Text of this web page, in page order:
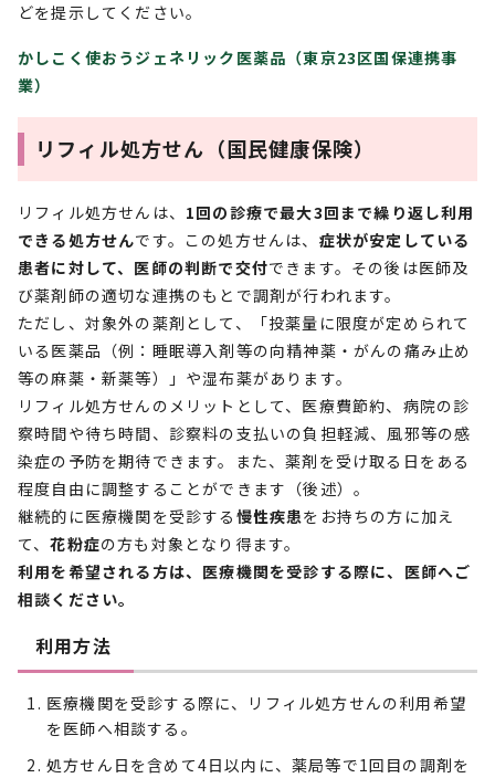
どを提示してください。
かしこく使おうジェネリック医薬品（東京23区国保連携事
業）
リフィル処方せん（国民健康保険）
リフィル処方せんは、 1回の診療で最大3回まで繰り返し利用
できる処方せんです。この処方せんは、 症状が安定している
患者に対して、医師の判断で交付できます。その後は医師及
び薬剤師の適切な連携のもとで調剤が行われます。
ただし、対象外の薬剤として、「投薬量に限度が定められて
いる医薬品（例：睡眠導入剤等の向精神薬・がんの痛み止め
等の麻薬・新薬等）」や湿布薬があります。
リフィル処方せんのメリットとして、医療費節約、病院の診
察時間や待ち時間、診察料の支払いの負担軽減、風邪等の感
染症の予防を期待できます。また、薬剤を受け取る日をある
程度自由に調整することができます（後述）。
継続的に医療機関を受診する 慢性疾患をお持ちの方に加え
て、花粉症の方も対象となり得ます。
利用を希望される方は、医療機関を受診する際に、医師へご
相談ください。
利用方法
医療機関を受診する際に、リフィル処方せんの利用希望
を医師へ相談する。
処方せん日を含めて4日以内に、薬局等で1回目の調剤を